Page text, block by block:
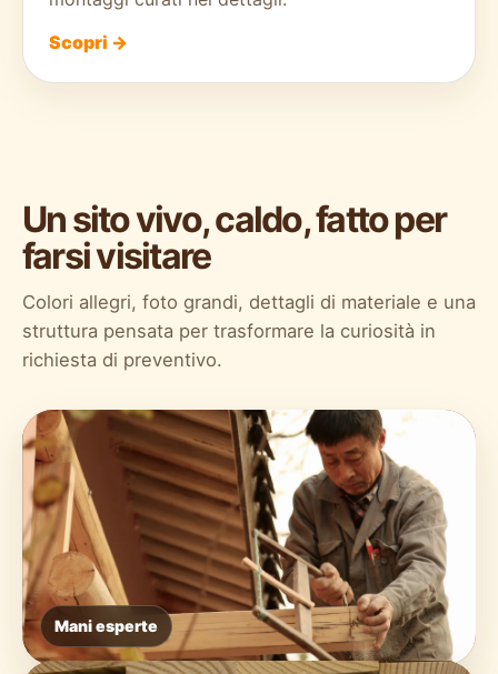
Scopri →
Un sito vivo, caldo, fatto per
farsi visitare
Colori allegri, foto grandi, dettagli di materiale e una
struttura pensata per trasformare la curiosità in
richiesta di preventivo.
Mani esperte